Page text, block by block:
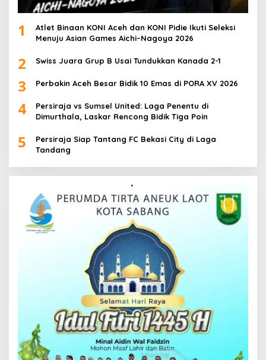
1
Atlet Binaan KONI Aceh dan KONI Pidie Ikuti Seleksi
Menuju Asian Games Aichi–Nagoya 2026
2 Swiss Juara Grup B Usai Tundukkan Kanada 2-1
3 Perbakin Aceh Besar Bidik 10 Emas di PORA XV 2026
4
Persiraja vs Sumsel United: Laga Penentu di
Dimurthala, Laskar Rencong Bidik Tiga Poin
5
Persiraja Siap Tantang FC Bekasi City di Laga
Tandang